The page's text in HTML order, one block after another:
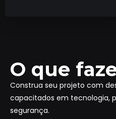
O que
Construa seu projeto com
capacitados em tecnologia,
segurança.